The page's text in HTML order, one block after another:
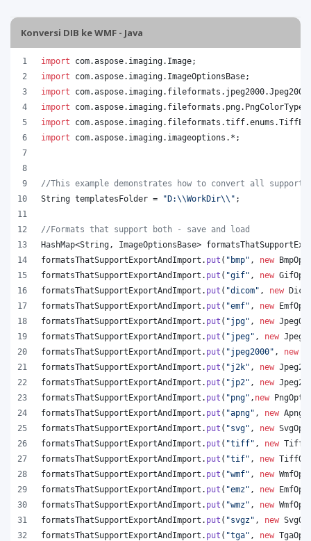
Konversi DIB ke WMF - Java
import com.aspose. imaging. Image;
import
com.aspose. imaging. ImageOptionsBase;
import
com.aspose. imaging. fileformats . jpeg2000.
import
com.aspose. imaging. fileformats . png. PngColorType
import
com.aspose. imaging. fileformats .tiff.enums .
import
com.aspose. imaging. imageoptions .*;
//This example demonstrates how to convert all
String templatesFolder = "D:\\WorkDir\\ " ;
//Formats that support both - save and load
HashMap<String , ImageOptionsBase>
formatsThatSupportExportAndImport . put ( "bmp" , new
formatsThatSupportExportAndImport . put ( "gif" , new
formatsThatSupportExportAndImport . put ( "dicom" , new
formatsThatSupportExportAndImport . put ( "emf" , new
formatsThatSupportExportAndImport . put ( "jpg" , new
formatsThatSupportExportAndImport . put ( "jpeg" , new
formatsThatSupportExportAndImport . put ( "jpeg2000" , new
formatsThatSupportExportAndImport . put ( "j2k" , new
formatsThatSupportExportAndImport . put ( "jp2" , new
formatsThatSupportExportAndImport . put ( "png" , new
formatsThatSupportExportAndImport . put ( "apng" , new
formatsThatSupportExportAndImport . put ( "svg" , new
formatsThatSupportExportAndImport . put ( "tiff" , new
formatsThatSupportExportAndImport . put ( "tif" , new
formatsThatSupportExportAndImport . put ( "wmf" , new
formatsThatSupportExportAndImport . put ( "emz" , new
formatsThatSupportExportAndImport . put ( "wmz" , new
formatsThatSupportExportAndImport . put ( "svgz" , new
formatsThatSupportExportAndImport . put ( "tga" , new